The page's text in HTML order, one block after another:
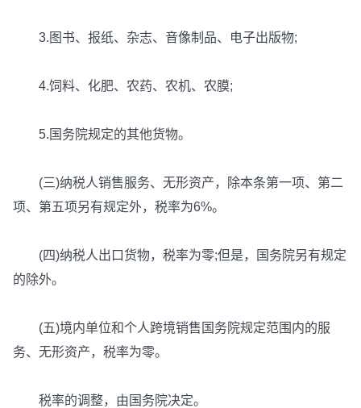
3.图书、报纸、杂志、音像制品、电子出版物;
4.饲料、化肥、农药、农机、农膜;
5.国务院规定的其他货物。
(三)纳税人销售服务、无形资产，除本条第一项、第二
项、第五项另有规定外，税率为6%。
(四)纳税人出口货物，税率为零;但是，国务院另有规定
的除外。
(五)境内单位和个人跨境销售国务院规定范围内的服
务、无形资产，税率为零。
税率的调整，由国务院决定。